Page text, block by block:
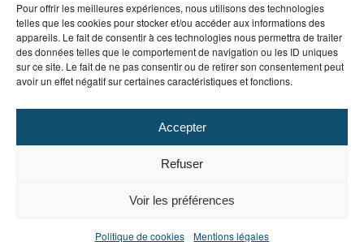
Pour offrir les meilleures expériences, nous utilisons des technologies
telles que les cookies pour stocker et/ou accéder aux informations des
appareils. Le fait de consentir à ces technologies nous permettra de traiter
des données telles que le comportement de navigation ou les ID uniques
sur ce site. Le fait de ne pas consentir ou de retirer son consentement peut
avoir un effet négatif sur certaines caractéristiques et fonctions.
Accepter
Refuser
Voir les préférences
Politique de cookies Mentions légales
FRANCE
tél. : +33 (0)4 67 72 02 22
fax : +33 (0)4 99 23 04 07
email :info@dipostel.com
SUIVEZ NOUS